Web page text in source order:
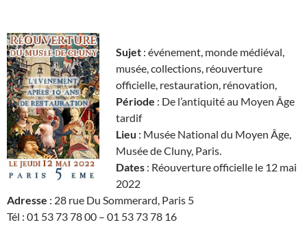
Sujet : événement, monde médiéval,
musée, collections, réouverture
officielle, restauration, rénovation,
Période : De l’antiquité au Moyen Âge
tardif
Lieu : Musée National du Moyen Âge,
Musée de Cluny, Paris.
Dates : Réouverture officielle le 12 mai
2022
Adresse : 28 rue Du Sommerard, Paris 5
Tél : 01 53 73 78 00 – 01 53 73 78 16